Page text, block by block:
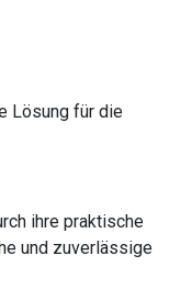
Lösung für die
ihre praktische
und zuverlässige